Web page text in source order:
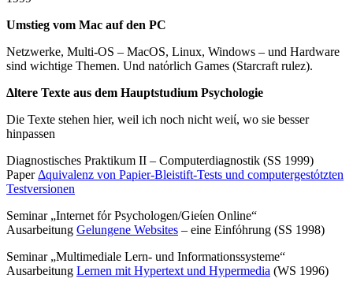
Umstieg vom Mac auf den PC
Netzwerke, Multi-OS – MacOS, Linux, Windows – und Hardware
sind wichtige Themen. Und natόrlich Games (Starcraft rulez).
Δltere Texte aus dem Hauptstudium Psychologie
Die Texte stehen hier, weil ich noch nicht weiί, wo sie besser
hinpassen
Diagnostisches Praktikum II – Computerdiagnostik (SS 1999)
Paper Δquivalenz von Papier-Bleistift-Tests und computergestόtzten
Testversionen
Seminar „Internet fόr Psychologen/Gieίen Online“
Ausarbeitung Gelungene Websites – eine Einfόhrung (SS 1998)
Seminar „Multimediale Lern- und Informationssysteme“
Ausarbeitung Lernen mit Hypertext und Hypermedia (WS 1996)